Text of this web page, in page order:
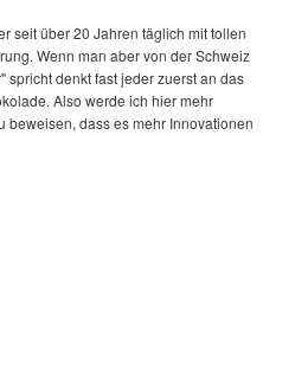
seit über 20 Jahren täglich mit tollen
Wenn man aber von der Schweiz
spricht denkt fast jeder zuerst an das
Also werde ich hier mehr
beweisen, dass es mehr Innovationen